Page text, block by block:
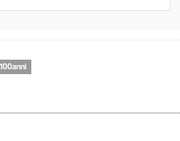
100anni